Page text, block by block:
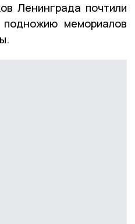
Ленинграда почтили
мемориалов